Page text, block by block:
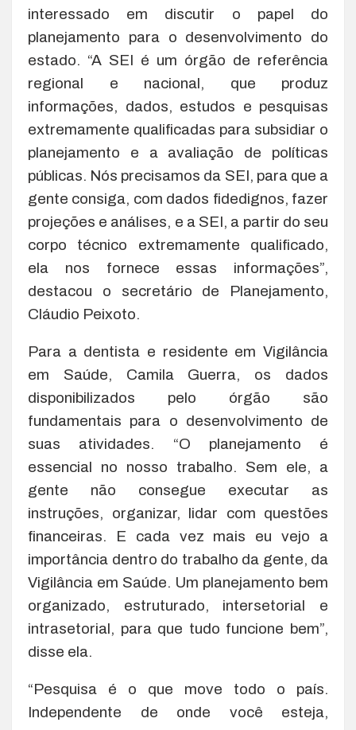
interessado em discutir o papel do
planejamento para o desenvolvimento do
estado. “A SEI é um órgão de referência
regional e nacional, que produz
informações, dados, estudos e pesquisas
extremamente qualificadas para subsidiar o
planejamento e a avaliação de políticas
públicas. Nós precisamos da SEI, para que a
gente consiga, com dados fidedignos, fazer
projeções e análises, e a SEI, a partir do seu
corpo técnico extremamente qualificado,
ela nos fornece essas informações”,
destacou o secretário de Planejamento,
Cláudio Peixoto.
Para a dentista e residente em Vigilância
em Saúde, Camila Guerra, os dados
disponibilizados pelo órgão são
fundamentais para o desenvolvimento de
suas atividades. “O planejamento é
essencial no nosso trabalho. Sem ele, a
gente não consegue executar as
instruções, organizar, lidar com questões
financeiras. E cada vez mais eu vejo a
importância dentro do trabalho da gente, da
Vigilância em Saúde. Um planejamento bem
organizado, estruturado, intersetorial e
intrasetorial, para que tudo funcione bem”,
disse ela.
“Pesquisa é o que move todo o país.
Independente de onde você esteja,